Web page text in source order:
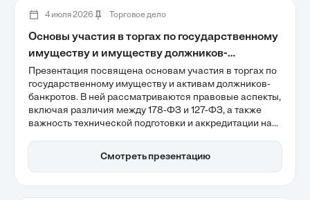
4 июля 2026 Торговое дело
Основы участия в торгах по государственному
имуществу и имуществу должников-
банкротов
Презентация посвящена основам участия в торгах по
государственному имуществу и активам должников-
банкротов. В ней рассматриваются правовые аспекты,
включая различия между 178-ФЗ и 127-ФЗ, а также
важность технической подготовки и аккредитации на
принципах цифровизации торгов и необходимости
проведения Due Diligence для снижения рисков при
Смотреть презентацию